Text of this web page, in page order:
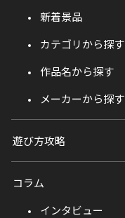
新着景品
カテゴリから探す
作品名から探す
メーカーから探す
遊び方攻略
コラム
インタビュー